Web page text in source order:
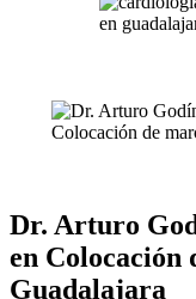
Dr. Arturo
en Colocación
Guadalajara